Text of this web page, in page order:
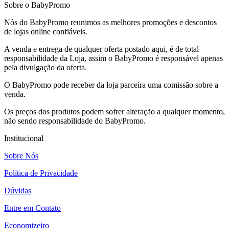
Sobre o BabyPromo
Nós do BabyPromo reunimos as melhores promoções e descontos
de lojas online confiáveis.
A venda e entrega de qualquer oferta postado aqui, é de total
responsabilidade da Loja, assim o BabyPromo é responsável apenas
pela divulgação da oferta.
O BabyPromo pode receber da loja parceira uma comissão sobre a
venda.
Os preços dos produtos podem sofrer alteração a qualquer momento,
não sendo responsabilidade do BabyPromo.
Institucional
Sobre Nós
Política de Privacidade
Dúvidas
Entre em Contato
Economizeiro